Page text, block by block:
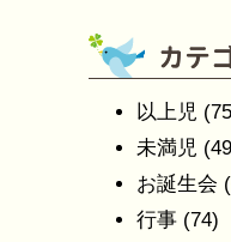
以上児
未満児
お誕生会
行事 (74)